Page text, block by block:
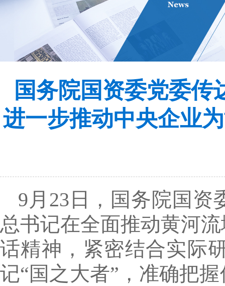
国务院国资委党委传
进一步推动中央企业
9月23日，国务院国资
总书记在全面推动黄河
话精神，紧密结合实际
记“国之大者”，准确把